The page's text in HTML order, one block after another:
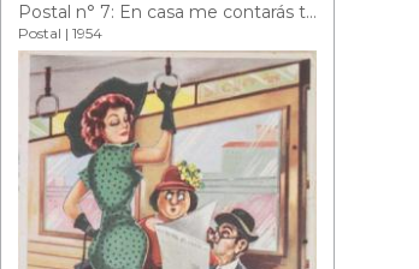
Postal n° 7: En casa me contarás todo lo que has leído…
Postal | 1954